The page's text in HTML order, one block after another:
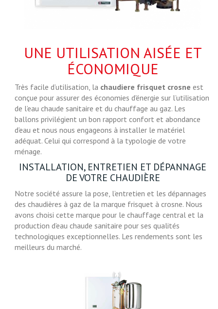
UNE UTILISATION AISÉE ET
ÉCONOMIQUE
Très facile d’utilisation, la chaudiere frisquet crosne est
conçue pour assurer des économies d'énergie sur l’utilisation
de l’eau chaude sanitaire et du chauffage au gaz. Les
ballons privilégient un bon rapport confort et abondance
d’eau et nous nous engageons à installer le matériel
adéquat. Celui qui correspond à la typologie de votre
ménage.
INSTALLATION, ENTRETIEN ET DÉPANNAGE
DE VOTRE CHAUDIÈRE
Notre société assure la pose, l’entretien et les dépannages
des chaudières à gaz de la marque frisquet à crosne. Nous
avons choisi cette marque pour le chauffage central et la
production d’eau chaude sanitaire pour ses qualités
technologiques exceptionnelles. Les rendements sont les
meilleurs du marché.